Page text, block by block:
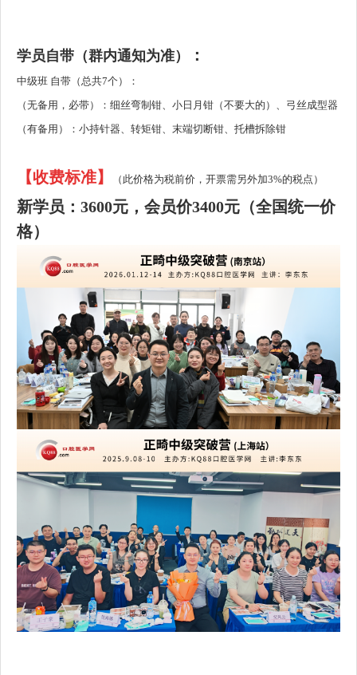
学员自带 （群内通知为准） ：
中级班 自带（总共7个）：
（无备用，必带）：细丝弯制钳、小日月钳（不要大的）、 弓丝成型器
（有备用）：小持针器、转矩钳、末端切断钳、托槽拆除钳
【收费标准】 （此价格为税前价，开票需另外加3%的税点）
新学员：3600元，会员价3400元（全国统一价
格）